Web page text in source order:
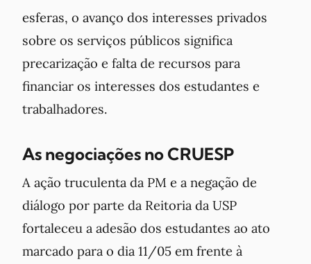
esferas, o avanço dos interesses privados
sobre os serviços públicos significa
precarização e falta de recursos para
financiar os interesses dos estudantes e
trabalhadores.
As negociações no CRUESP
A ação truculenta da PM e a negação de
diálogo por parte da Reitoria da USP
fortaleceu a adesão dos estudantes ao ato
marcado para o dia 11/05 em frente à